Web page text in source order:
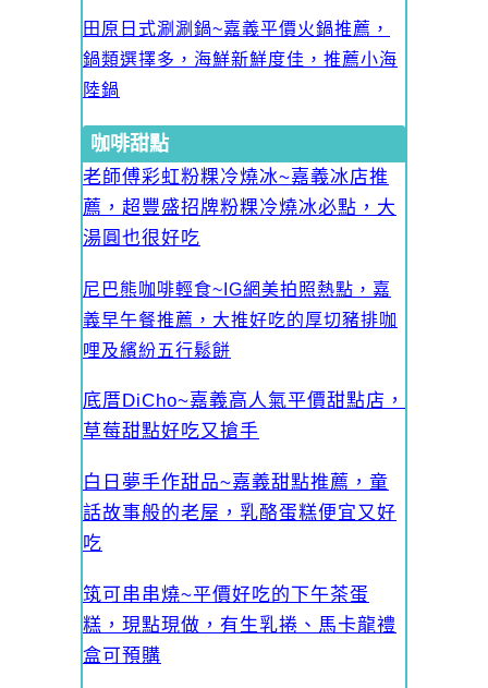
田原日式涮涮鍋~嘉義平價火鍋推薦，
鍋類選擇多，海鮮新鮮度佳，推薦小海
陸鍋
咖啡甜點
老師傅彩虹粉粿冷燒冰~嘉義冰店推
薦，超豐盛招牌粉粿冷燒冰必點，大
湯圓也很好吃
尼巴熊咖啡輕食~IG網美拍照熱點，嘉
義早午餐推薦，大推好吃的厚切豬排咖
哩及繽紛五行鬆餅
底厝DiCho~嘉義高人氣平價甜點店，
草莓甜點好吃又搶手
白日夢手作甜品~嘉義甜點推薦，童
話故事般的老屋，乳酪蛋糕便宜又好
吃
筑可串串燒~平價好吃的下午茶蛋
糕，現點現做，有生乳捲、馬卡龍禮
盒可預購